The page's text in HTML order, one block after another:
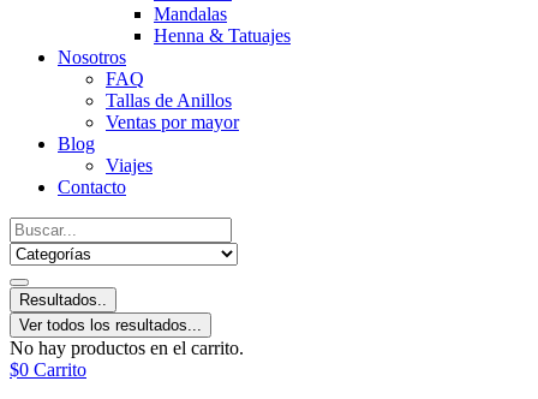
Mandalas
Henna & Tatuajes
Nosotros
FAQ
Tallas de Anillos
Ventas por mayor
Blog
Viajes
Contacto
Resultados..
Ver todos los resultados...
No hay productos en el carrito.
$0 Carrito